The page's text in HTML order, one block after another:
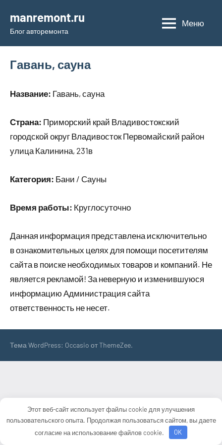
содержимому
manremont.ru
Блог авторемонта
Меню
Гавань, сауна
Название: Гавань, сауна
Страна: Приморский край Владивостокский
городской округ Владивосток Первомайский район
улица Калинина, 231в
Категория: Бани / Сауны
Время работы: Круглосуточно
Данная информация представлена исключительно
в ознакомительных целях для помощи посетителям
сайта в поиске необходимых товаров и компаний. Не
является рекламой! За неверную и изменившуюся
информацию Администрация сайта
ответственность не несет.
Тема WordPress: Occasio от ThemeZee.
Этот веб-сайт использует файлы cookie для улучшения
пользовательского опыта. Продолжая пользоваться сайтом, вы даете
согласие на использование файлов cookie.
OK